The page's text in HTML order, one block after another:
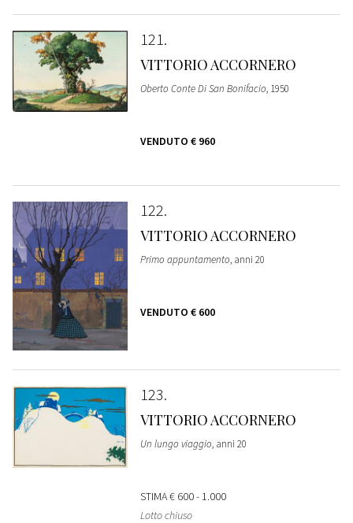
121
VITTORIO ACCORNERO
Oberto Conte Di San Bonifacio, 1950
VENDUTO € 960
122
VITTORIO ACCORNERO
Primo appuntamento, anni 20
VENDUTO € 600
123
VITTORIO ACCORNERO
Un lungo viaggio, anni 20
STIMA€ 600 - 1.000
Lotto chiuso